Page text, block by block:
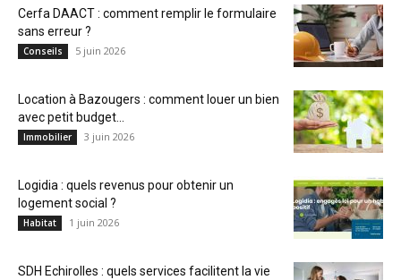
Cerfa DAACT : comment remplir le formulaire
sans erreur ?
Conseils 5 juin 2026
Location à Bazougers : comment louer un bien
avec petit budget...
Immobilier 3 juin 2026
Logidia : quels revenus pour obtenir un
logement social ?
Habitat 1 juin 2026
SDH Echirolles : quels services facilitent la vie